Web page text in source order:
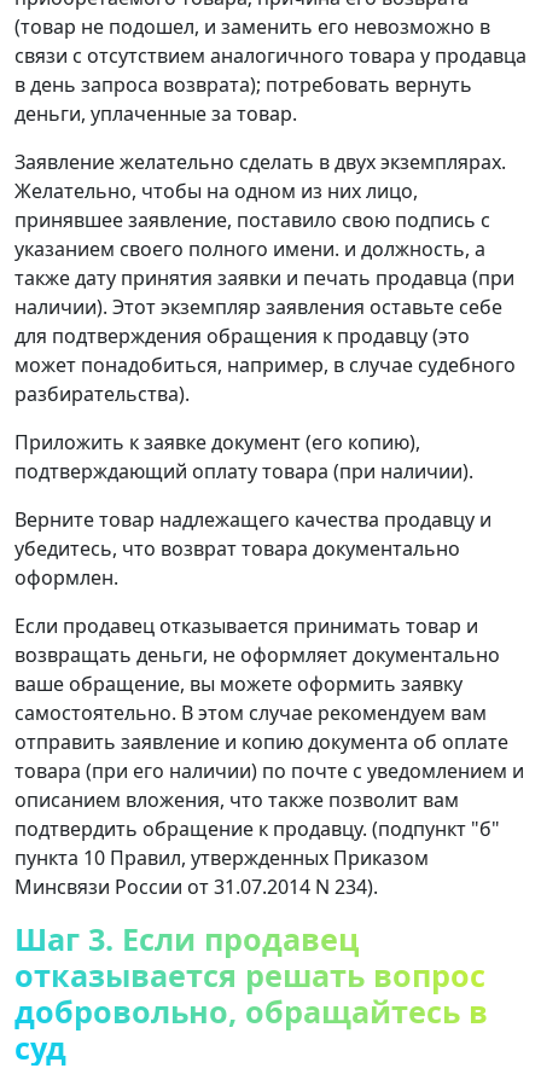
(товар не подошел, и заменить его невозможно в
связи с отсутствием аналогичного товара у продавца
в день запроса возврата); потребовать вернуть
деньги, уплаченные за товар.
Заявление желательно сделать в двух экземплярах.
Желательно, чтобы на одном из них лицо,
принявшее заявление, поставило свою подпись с
указанием своего полного имени. и должность, а
также дату принятия заявки и печать продавца (при
наличии). Этот экземпляр заявления оставьте себе
для подтверждения обращения к продавцу (это
может понадобиться, например, в случае судебного
разбирательства).
Приложить к заявке документ (его копию),
подтверждающий оплату товара (при наличии).
Верните товар надлежащего качества продавцу и
убедитесь, что возврат товара документально
оформлен.
Если продавец отказывается принимать товар и
возвращать деньги, не оформляет документально
ваше обращение, вы можете оформить заявку
самостоятельно. В этом случае рекомендуем вам
отправить заявление и копию документа об оплате
товара (при его наличии) по почте с уведомлением и
описанием вложения, что также позволит вам
подтвердить обращение к продавцу. (подпункт "б"
пункта 10 Правил, утвержденных Приказом
Минсвязи России от 31.07.2014 N 234).
Шаг 3. Если продавец
отказывается решать вопрос
добровольно, обращайтесь в
суд